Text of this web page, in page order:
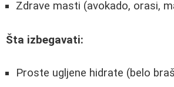
Zdrave masti (avokado, orasi,
Šta izbegavati:
Proste ugljene hidrate (belo